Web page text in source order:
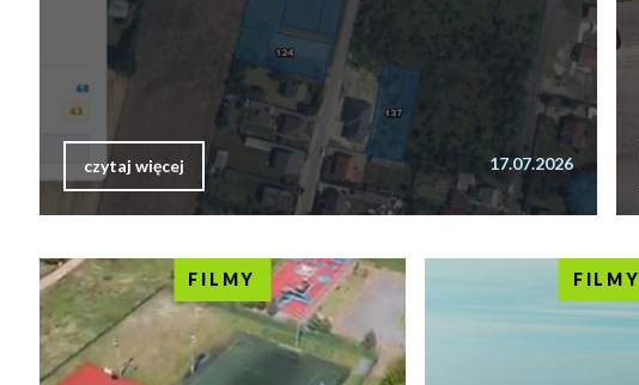
czytaj więcej 17.07.2026
FILMY FILMY